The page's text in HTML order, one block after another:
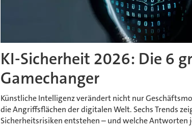
KI-Sicherheit 2026: Die 6
Gamechanger
Künstliche Intelligenz verändert nicht nur
die Angriffsflächen der digitalen Welt. Sechs Trends
Sicherheitsrisiken entstehen – und welche Antworten